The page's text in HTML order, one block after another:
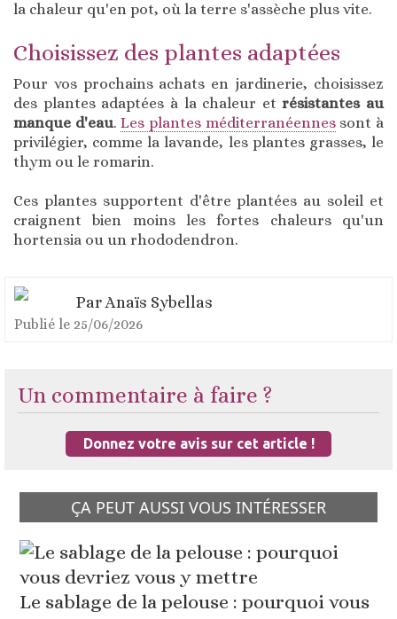
la chaleur qu'en pot, où la terre s'assèche plus vite.
Choisissez des plantes adaptées
Pour vos prochains achats en jardinerie, choisissez
des plantes adaptées à la chaleur etrésistantes au
manque d'eau.Les plantes méditerranéennessont à
privilégier, comme la lavande, les plantes grasses, le
thym ou le romarin.
Ces plantes supportent d'être plantées au soleil et
craignent bien moins les fortes chaleurs qu'un
hortensia ou un rhododendron.
ParAnaïs Sybellas
Publié le 25/06/2026
Un commentaire à faire ?
Donnez votre avis sur cet article !
ÇA PEUT AUSSI VOUS INTÉRESSER
Le sablage de la pelouse : pourquoi vous